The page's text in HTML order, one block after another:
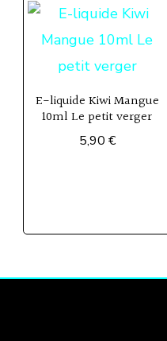
E-liquide Kiwi Mangue
10ml Le petit verger
5,90 €
variations.